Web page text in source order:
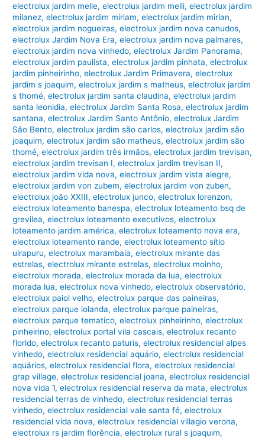
electrolux jardim melle,electrolux jardim melli,electrolux jardim
milanez,electrolux jardim miriam,electrolux jardim mirian,
electrolux jardim nogueiras,electrolux jardim nova canudos,
electrolux Jardim Nova Era,electrolux jardim nova palmares,
electrolux jardim nova vinhedo,electrolux Jardim Panorama,
electrolux jardim paulista,electrolux jardim pinhata,electrolux
jardim pinheirinho,electrolux Jardim Primavera,electrolux
jardim s joaquim,electrolux jardim s matheus,electrolux jardim
s thomé,electrolux jardim santa claudina,electrolux jardim
santa leonidia,electrolux Jardim Santa Rosa,electrolux jardim
santana,electrolux Jardim Santo Antônio,electrolux Jardim
São Bento,electrolux jardim são carlos,electrolux jardim são
joaquim,electrolux jardim são matheus,electrolux jardim são
thomé,electrolux jardim três irmãos,electrolux jardim trevisan,
electrolux jardim trevisan I,electrolux jardim trevisan II,
electrolux jardim vida nova,electrolux jardim vista alegre,
electrolux jardim von zubem,electrolux jardim von zuben,
electrolux joão XXIII,electrolux junco,electrolux lorenzon,
electrolux loteamento banespa,electrolux loteamento bsq de
grevilea,electrolux loteamento executivos,electrolux
loteamento jardim américa,electrolux loteamento nova era,
electrolux loteamento rande,electrolux loteamento sítio
uirapuru,electrolux marambaia,electrolux mirante das
estrelas,electrolux mirante estrelas,electrolux moinho,
electrolux morada,electrolux morada da lua,electrolux
morada lua,electrolux nova vinhedo,electrolux observatório,
electrolux paiol velho,electrolux parque das paineiras,
electrolux parque iolanda,electrolux parque paineiras,
electrolux parque tematico,electrolux pinheirinho,electrolux
pinheirino,electrolux portal vila cascais,electrolux recanto
florido,electrolux recanto paturis,electrolux residencial alpes
vinhedo,electrolux residencial aquário,electrolux residencial
aquários,electrolux residencial flora,electrolux residencial
grap village,electrolux residencial joana,electrolux residencial
nova vida 1,electrolux residencial reserva da mata,electrolux
residencial terras de vinhedo,electrolux residencial terras
vinhedo,electrolux residencial vale santa fé,electrolux
residencial vida nova,electrolux residencial villagio verona,
electrolux rs jardim florência,electrolux rural s joaquim,